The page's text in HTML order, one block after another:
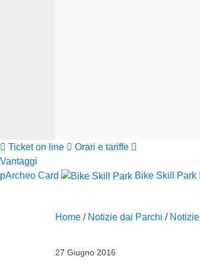
Ticket on line
Orari e tariffe
Vantaggi
pArcheo Card
Bike Skill Park
Home / Notizie dai Parchi / Notizie
27 Giugno 2016